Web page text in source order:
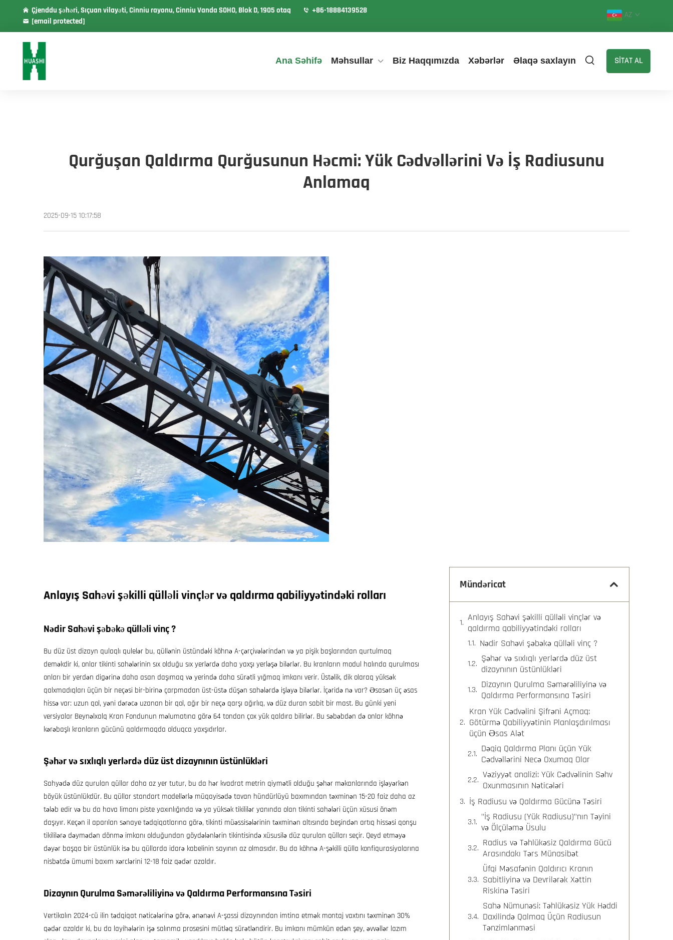
Çjenddu şəhəri, Sıçuan vilayəti, Cinniu rayonu, Cinniu Vanda SOHO, Blok D, 1905 otaq
+86-18884139528
[email protected]
AZ
Ana Səhifə Məhsullar Biz Haqqımızda Xəbərlər Əlaqə saxlayın SİTAT AL
Qurğuşan Qaldırma Qurğusunun Həcmi: Yük Cədvəllərini Və İş Radiusunu
Anlamaq
2025-09-15 10:17:58
Anlayış Sahəvi şəkilli qülləli vinçlərvə qaldırma qabiliyyətindəki rolları
NədirSahəvi şəbəkə qülləli vinç?
Bu düz üst dizayn qulaqlı qulelər bu, qüllənin üstündəki köhnə A-çərçivələrindən və ya pişik başlarından qurtulmaq
deməkdir ki, onlar tikinti sahələrinin sıx olduğu sıx yerlərdə daha yaxşı yerləşə bilərlər. Bu kranların modul halında qurulması
onları bir yerdən digərinə daha asan daşımaq və yerində daha sürətli yığmaq imkanı verir. Üstəlik, dik olaraq yüksək
qalxmadıqları üçün bir neçəsi bir-birinə çarpmadan üst-üstə düşən sahələrdə işləyə bilərlər. İçəridə nə var? Əsasən üç əsas
hissə var: uzun qol, yəni dərəcə uzanan bir qol, ağır bir neçə qarşı ağırlıq, və düz duran sabit bir mast. Bu günki yeni
versiyalar Beynəlxalq Kran Fondunun məlumatına görə 64 tondan çox yük qaldıra bilirlər. Bu səbəbdən də onlar köhnə
kərəbaşlı kranların gücünü qaldırmaqda olduqca yaxşıdırlar.
Şəhər və sıxlıqlı yerlərdə düz üst dizaynının üstünlükləri
Sahyədə düz qurulan qüllar daha az yer tutur, bu da hər kvadrat metrin qiymətli olduğu şəhər məkanlarında işləyərkən
böyük üstünlükdür. Bu qüllar standart modellərlə müqayisədə tavan hündürlüyü baxımından təxminən 15-20 faiz daha az
tələb edir və bu da hava limanı piste yaxınlığında və ya yüksək tikililər yanında olan tikinti sahələri üçün xüsusi önəm
daşıyır. Keçən il aparılan sənaye tədqiqatlarına görə, tikinti müəssisələrinin təxminən altısında beşindən artıq hissəsi qonşu
tikililərə dəymədən dönmə imkanı olduğundan göydələnlərin tikintisində xüsusilə düz qurulan qülları seçir. Qeyd etməyə
dəyər başqa bir üstünlük isə bu qüllarda idarə kabelinin sayının az olmasıdır. Bu da köhnə A-şəkilli qülla konfiqurasiyalarına
nisbətdə ümumi baxım xərclərini 12-18 faiz qədər azaldır.
Dizaynın Qurulma Səmərəliliyinə və Qaldırma Performansına Təsiri
Vertikalın 2024-cü ilin tədqiqat nəticələrinə görə, ənənəvi A-şassi dizaynından imtina etmək montaj vaxtını təxminən 30%
qədər azaldır ki, bu da layihələrin işə salınma prosesini mütləq sürətləndirir. Bu imkanı mümkün edən şey, əvvəllər lazım
Mündəricat
Anlayış Sahəvi şəkilli qülləli vinçlər və
qaldırma qabiliyyətindəki rolları
Nədir Sahəvi şəbəkə qülləli vinç ?
Şəhər və sıxlıqlı yerlərdə düz üst
dizaynının üstünlükləri
Dizaynın Qurulma Səmərəliliyinə və
Qaldırma Performansına Təsiri
Kran Yük Cədvəlini Şifrəni Açmaq:
Götürmə Qabiliyyətinin Planlaşdırılması
üçün Əsas Alət
Dəqiq Qaldırma Planı üçün Yük
Cədvəllərini Necə Oxumaq Olar
Vəziyyət analizi: Yük Cədvəlinin Səhv
Oxunmasının Nəticələri
İş Radiusu və Qaldırma Gücünə Təsiri
"İş Radiusu (Yük Radiusu)"nın Təyini
və Ölçüləmə Üsulu
Radius və Təhlükəsiz Qaldırma Gücü
Arasındakı Tərs Münasibət
Üfqi Məsafənin Qaldırıcı Kranın
Sabitliyinə və Devrilərək Xəttin
Riskinə Təsiri
Sahə Nümunəsi: Təhlükəsiz Yük Həddi
Daxilində Qalmaq Üçün Radiusun
Tənzimlənməsi